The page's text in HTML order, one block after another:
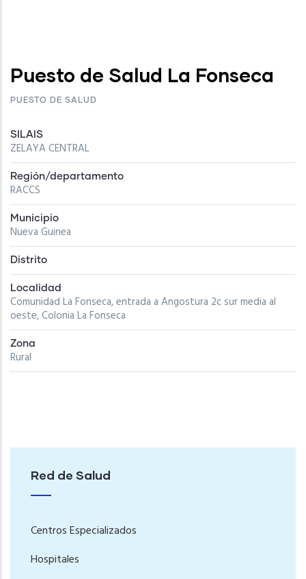
Puesto de Salud La Fonseca
PUESTO DE SALUD
SILAIS
ZELAYA CENTRAL
Región/departamento
RACCS
Municipio
Nueva Guinea
Distrito
Localidad
Comunidad La Fonseca, entrada a Angostura 2c sur media al
oeste, Colonia La Fonseca
Zona
Rural
Red de Salud
Centros Especializados
Hospitales